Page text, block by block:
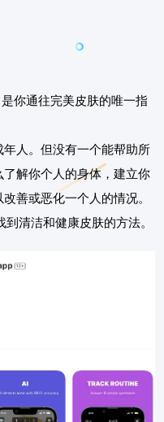
你通往完美皮肤的唯一指
人。但没有一个能帮助所
解你个人的身体，建立你
善或恶化一个人的情况。
清洁和健康皮肤的方法。